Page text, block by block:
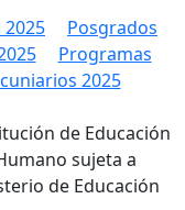
Posgrados
Programas
2025
de Educación
sujeta a
de Educación